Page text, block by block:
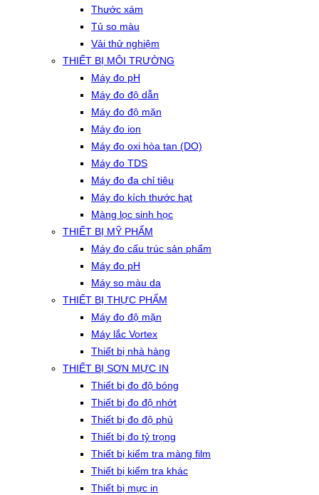
Thước xám
Tủ so màu
Vải thử nghiệm
THIẾT BỊ MÔI TRƯỜNG
Máy đo pH
Máy đo độ dẫn
Máy đo độ mặn
Máy đo ion
Máy đo oxi hòa tan (DO)
Máy đo TDS
Máy đo đa chỉ tiêu
Máy đo kích thước hạt
Màng lọc sinh học
THIẾT BỊ MỸ PHẨM
Máy đo cấu trúc sản phẩm
Máy đo pH
Máy so màu da
THIẾT BỊ THỰC PHẨM
Máy đo độ mặn
Máy lắc Vortex
Thiết bị nhà hàng
THIẾT BỊ SƠN MỰC IN
Thiết bị đo độ bóng
Thiết bị đo độ nhớt
Thiết bị đo độ phủ
Thiết bị đo tỷ trọng
Thiết bị kiểm tra màng film
Thiết bị kiểm tra khác
Thiết bị mực in